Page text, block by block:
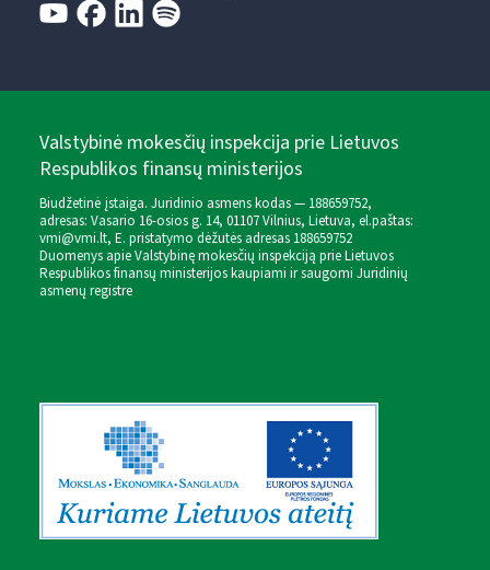
Valstybinė mokesčių inspekcija prie Lietuvos
Respublikos finansų ministerijos
Biudžetinė įstaiga. Juridinio asmens kodas — 188659752,
adresas: Vasario 16-osios g. 14, 01107 Vilnius, Lietuva, el.paštas:
vmi@vmi.lt, E. pristatymo dėžutės adresas 188659752
Duomenys apie Valstybinę mokesčių inspekciją prie Lietuvos
Respublikos finansų ministerijos kaupiami ir saugomi Juridinių
asmenų registre